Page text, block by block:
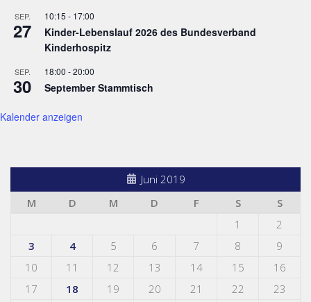
SEP.
27
10:15 - 17:00
Kinder-Lebenslauf 2026 des Bundesverband
Kinderhospitz
SEP.
30
18:00 -20:00
September Stammtisch
Kalender anzeigen
Juni 2019
M
D M D F S
S
1
2
3
4 5 6 7 8
9
10
11 12 13 14 15
16
17
18 19 20 21 22
23